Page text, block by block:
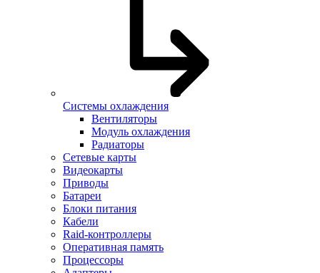
Системы охлаждения
Вентиляторы
Модуль охлаждения
Радиаторы
Сетевые карты
Видеокарты
Приводы
Батареи
Блоки питания
Кабели
Raid-контроллеры
Оперативная память
Процессоры